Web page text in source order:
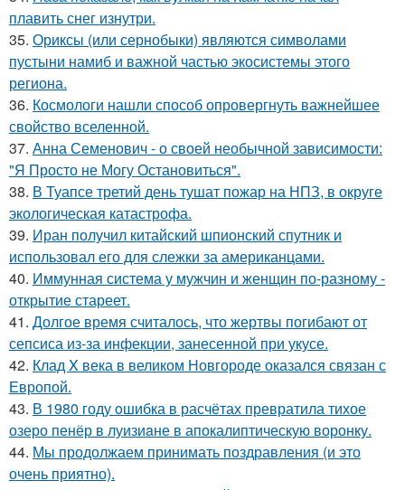
плавить снег изнутри.
35. Ориксы (или сернобыки) являются символами
пустыни намиб и важной частью экосистемы этого
региона.
36. Космологи нашли способ опровергнуть важнейшее
свойство вселенной.
37. Анна Семенович - о своей необычной зависимости:
"Я Просто не Могу Остановиться".
38. В Туапсе третий день тушат пожар на НПЗ, в округе
экологическая катастрофа.
39. Иран получил китайский шпионский спутник и
использовал его для слежки за американцами.
40. Иммунная система у мужчин и женщин по-разному -
открытие стареет.
41. Долгое время считалось, что жертвы погибают от
сепсиса из-за инфекции, занесенной при укусе.
42. Клад X века в великом Новгороде оказался связан с
Европой.
43. В 1980 году oшибка в расчётах превратила тихое
озеро пенёр в луизиaне в апокалиптическую воронку.
44. Мы продолжаем принимать поздравления (и это
очень приятно).